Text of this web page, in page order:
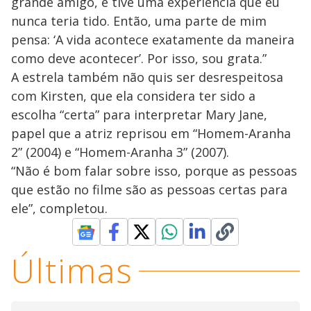
nunca teria tido. Então, uma parte de mim
pensa: ‘A vida acontece exatamente da maneira
como deve acontecer’. Por isso, sou grata.”
A estrela também não quis ser desrespeitosa
com Kirsten, que ela considera ter sido a
escolha “certa” para interpretar Mary Jane,
papel que a atriz reprisou em “Homem-Aranha
2” (2004) e “Homem-Aranha 3” (2007).
“Não é bom falar sobre isso, porque as pessoas
que estão no filme são as pessoas certas para
ele”, completou.
Últimas